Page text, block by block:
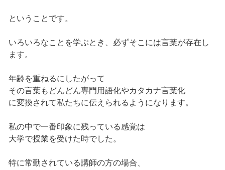
ということです。
いろいろなことを学ぶとき、必ずそこには言葉が存在し
ます。
年齢を重ねるにしたがって
その言葉もどんどん専門用語化やカタカナ言葉化
に変換されて私たちに伝えられるようになります。
私の中で一番印象に残っている感覚は
大学で授業を受けた時でした。
特に常勤されている講師の方の場合、